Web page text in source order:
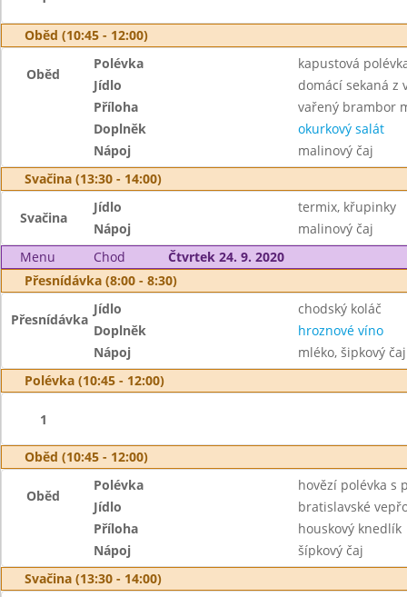
Oběd (10:45 - 12:00)
Oběd
Polévka
kapustová
Jídlo
domácí sekaná z
Příloha
vařený brambor
Doplněk
okurkový salát
Nápoj
malinový čaj
Svačina (13:30 - 14:00)
Svačina
Jídlo
termix, křupinky
Nápoj
malinový čaj
Menu
Chod
Čtvrtek 24. 9. 2020
Přesnídávka (8:00 - 8:30)
Přesnídávka
Jídlo
chodský koláč
Doplněk
hroznové víno
Nápoj
mléko, šipkový čaj
Polévka (10:45 - 12:00)
1
Oběd (10:45 - 12:00)
Oběd
Polévka
hovězí polévka s
Jídlo
bratislavské
Příloha
houskový knedlík
Nápoj
šípkový čaj
Svačina (13:30 - 14:00)